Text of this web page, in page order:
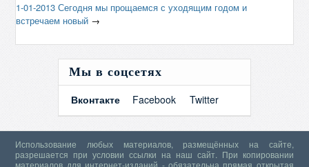
1-01-2013 Сегодня мы прощаемся с уходящим годом и
встречаем новый →
Мы в соцсетях
Вконтакте
Facebook Twitter
Использование любых материалов, размещённых на сайте,
разрешается при условии ссылки на наш сайт. При копировании
материалов для интернет-изданий - обязательна прямая открытая